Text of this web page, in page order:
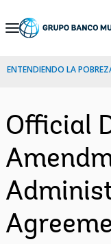
Skip
Navigation
ENTENDIENDO LA
Official